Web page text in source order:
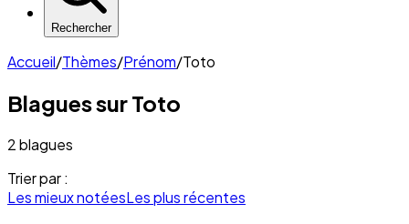
Rechercher
Accueil/Thèmes/Prénom/Toto
Blagues surToto
2 blagues
Trier par :
Les mieux notéesLes plus récentes